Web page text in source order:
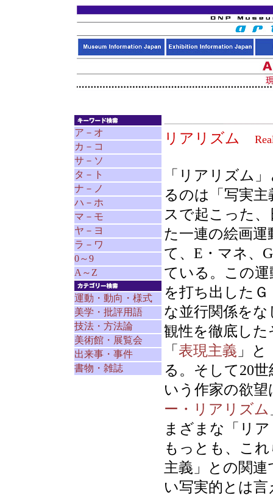
ア－オ
カ－コ
サ－ソ
タ－ト
ナ－ノ
ハ－ホ
マ－モ
ヤ－ヨ
ラ－ワ
0～9
A～Z
運動・動向・様式
美学・批評用語
技法・方法論
美術館・展覧会
出来事・事件
書物・雑誌
リアリズム
「リアリズム
るのは「写実
スで起こった
た一連の絵画
て、E・マネ、
ている。この
を打ち出した
な並行関係を
観性を徹底し
「 表現主義 」
る。そして20
いう作家の欲望
ー・リアリズム
まざまな「リ
もっとも、こ
主義」との関
い写実的とは言